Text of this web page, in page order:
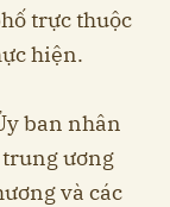
trực thuộc
hiện.
ban nhân
ương
và các